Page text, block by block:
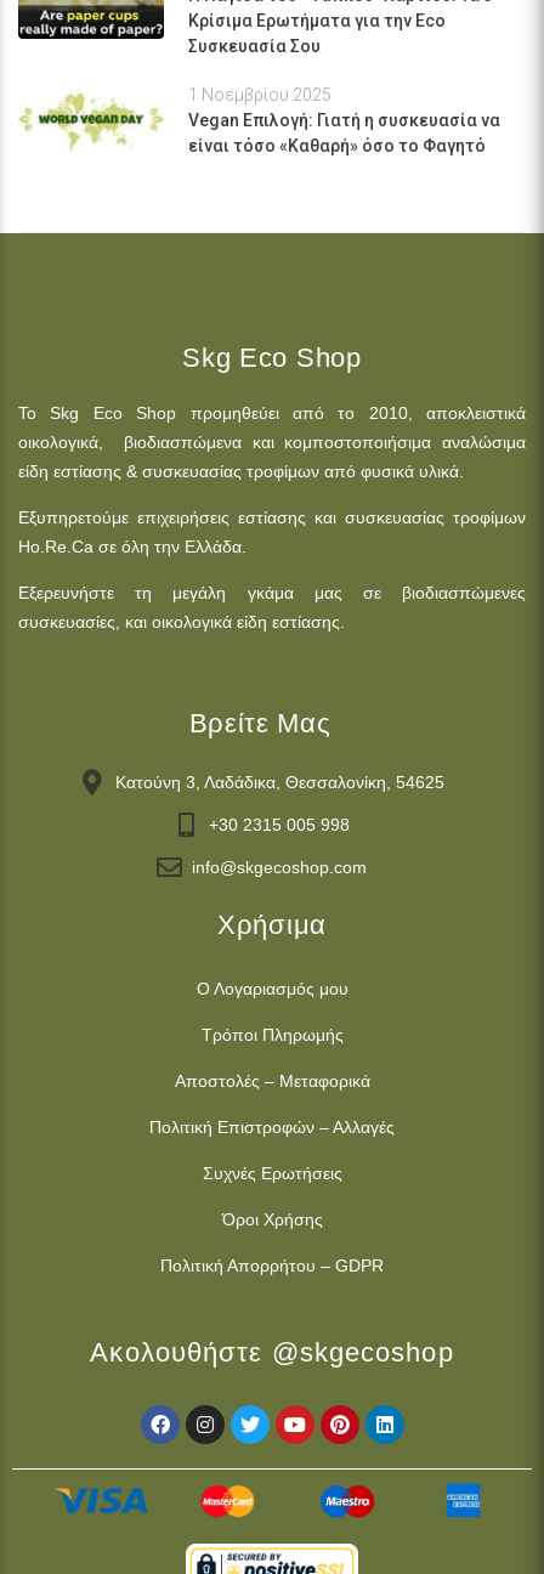
Κρίσιμα Ερωτήματα για την Eco
Συσκευασία Σου
1 Νοεμβρίου 2025
Vegan Επιλογή: Γιατή η συσκευασία να
είναι τόσο «Καθαρή» όσο το Φαγητό
Skg Eco Shop
Το Skg Eco Shop προμηθεύει από το 2010, αποκλειστικά
οικολογικά, βιοδιασπώμενα και κομποστοποιήσιμα αναλώσιμα
είδη εστίασης & συσκευασίας τροφίμων από φυσικά υλικά.
Εξυπηρετούμε επιχειρήσεις εστίασης και συσκευασίας τροφίμων
Ho.Re.Ca σε όλη την Ελλάδα.
Εξερευνήστε τη μεγάλη γκάμα μας σε βιοδιασπώμενες
συσκευασίες, και οικολογικά είδη εστίασης.
Βρείτε Μας
Κατούνη 3, Λαδάδικα, Θεσσαλονίκη, 54625
+30 2315 005 998
info@skgecoshop.com
Χρήσιμα
Ο Λογαριασμός μου
Τρόποι Πληρωμής
Αποστολές – Μεταφορικά
Πολιτική Επιστροφών – Αλλαγές
Συχνές Ερωτήσεις
Όροι Χρήσης
Πολιτική Απορρήτου – GDPR
Ακολουθήστε @skgecoshop